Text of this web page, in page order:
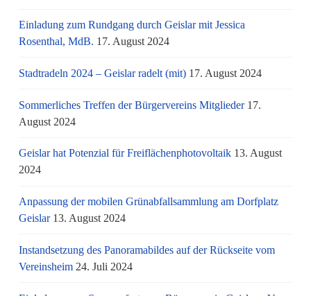
Einladung zum Rundgang durch Geislar mit Jessica
Rosenthal, MdB. 17. August 2024
Stadtradeln 2024 – Geislar radelt (mit) 17. August 2024
Sommerliches Treffen der Bürgervereins Mitglieder 17.
August 2024
Geislar hat Potenzial für Freiflächenphotovoltaik 13. August
2024
Anpassung der mobilen Grünabfallsammlung am Dorfplatz
Geislar 13. August 2024
Instandsetzung des Panoramabildes auf der Rückseite vom
Vereinsheim 24. Juli 2024